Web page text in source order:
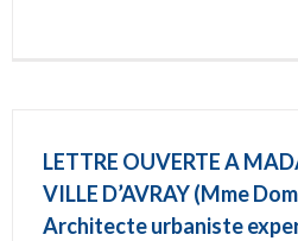
LETTRE OUVERTE A
VILLE D’AVRAY (Mme
Architecte urbaniste